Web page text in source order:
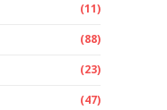
(11)
(88)
(23)
(47)